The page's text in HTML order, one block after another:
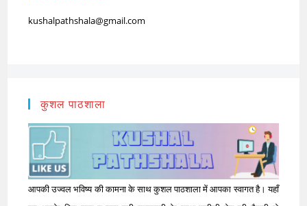
kushalpathshala@gmail.com
कुशल पाठशाला
आपकी उज्वल भविष्य की कामना के साथ कुशल पाठशाला में आपका स्वागत है। यहाँ